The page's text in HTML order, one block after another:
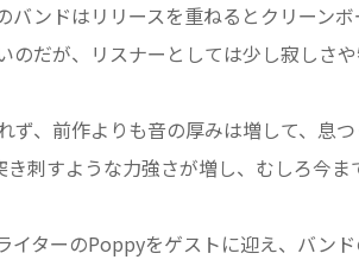
バンドはリリースを重ねるとクリーン
のだが、リスナーとしては少し寂しさ
ず、前作よりも音の厚みは増して、息
刺すような力強さが増し、むしろ今ま
ターのPoppyをゲストに迎え、バン